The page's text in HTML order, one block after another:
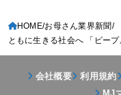
HOME お母さん業界新聞
ともに生きる社会へ 「ピー
会社概要 利用規約